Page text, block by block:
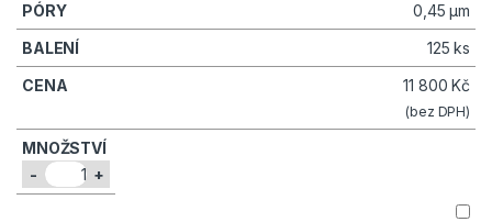
0,45 µm
125 ks
11 800Kč
(bez DPH)
- +